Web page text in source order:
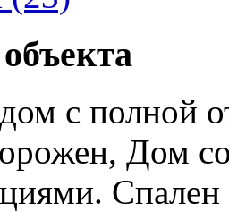
с полной
Дом